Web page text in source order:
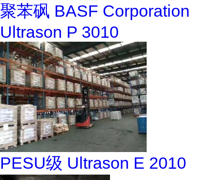
聚苯砜 BASF Corporation
Ultrason P 3010
PESU级 Ultrason E 2010